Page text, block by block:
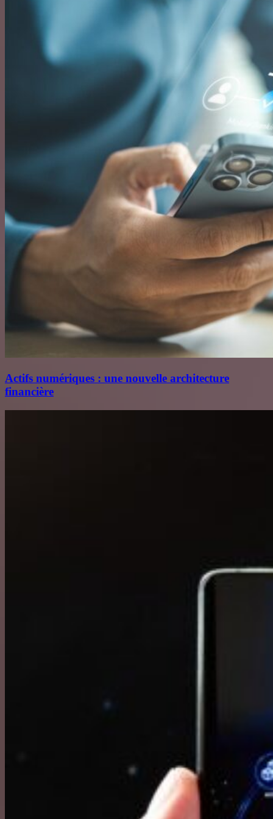
Actifs numériques : une nouvelle architecture
financière